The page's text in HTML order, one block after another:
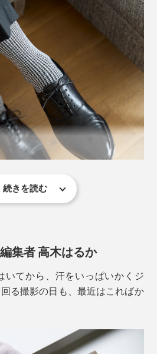
んだ『AMIGAMI』は、指先や足
。ジムで、しっかり汗をかいた
がサラッとしてる」
ならない」
と、ブラック×ベージュ
製紙が細くて頑丈な和紙糸を、
せたジャカード編みで、千鳥格
。
続きを読む
集者 高木はるか
いてから、汗をいっぱいかくジ
る撮影の日も、最近はこればか